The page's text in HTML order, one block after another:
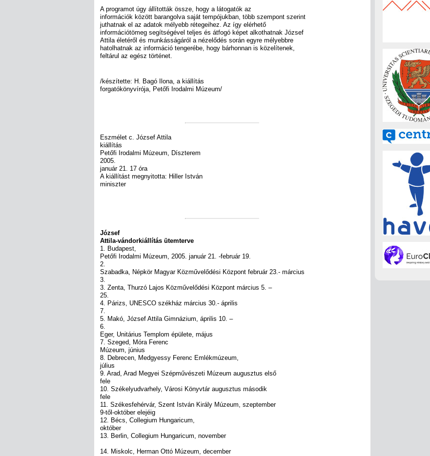
A programot úgy állították össze, hogy a látogatók az
információk között barangolva saját tempójukban, több szempont szerint
juthatnak el az adatok mélyebb rétegeihez. Az így elérhető
információtömeg segítségével teljes és átfogó képet alkothatnak József
Attila életéről és munkásságáról a nézelődés során egyre mélyebbre
hatolhatnak az információ tengerébe, hogy bárhonnan is közelítenek,
feltárul az egész történet.
/készítette: H. Bagó Ilona, a kiállítás
forgatókönyvírója, Petőfi Irodalmi Múzeum/
Eszmélet c. József Attila
kiállítás
Petőfi Irodalmi Múzeum, Díszterem
2005.
január 21. 17 óra
A kiállítást megnyitotta: Hiller István
miniszter
József
Attila-vándorkiállítás ütemterve
1. Budapest,
Petőfi Irodalmi Múzeum, 2005. január 21. -február 19.
2.
Szabadka, Népkör Magyar Közművelődési Központ február 23.- március
3.
3. Zenta, Thurzó Lajos Közművelődési Központ március 5. –
25.
4. Párizs, UNESCO székház március 30.- április
7.
5. Makó, József Attila Gimnázium, április 10. –
6.
Eger, Unitárius Templom épülete, május
7. Szeged, Móra Ferenc
Múzeum, június
8. Debrecen, Medgyessy Ferenc Emlékmúzeum,
július
9. Arad, Arad Megyei Szépművészeti Múzeum augusztus első
fele
10. Székelyudvarhely, Városi Könyvtár augusztus második
fele
11. Székesfehérvár, Szent István Király Múzeum, szeptember
9-től-október elejéig
12. Bécs, Collegium Hungaricum,
október
13. Berlin, Collegium Hungaricum, november
14. Miskolc, Herman Ottó Múzeum, december